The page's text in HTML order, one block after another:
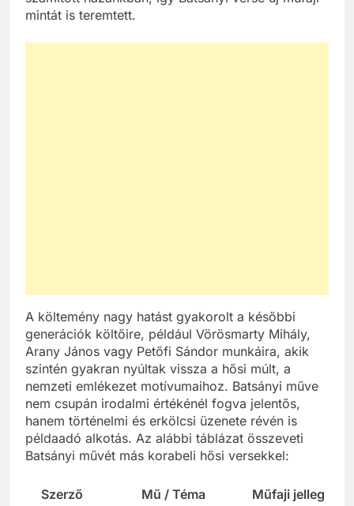
mintát is teremtett.
A költemény nagy hatást gyakorolt a későbbi
generációk költőire, például Vörösmarty Mihály,
Arany János vagy Petőfi Sándor munkáira, akik
szintén gyakran nyúltak vissza a hősi múlt, a
nemzeti emlékezet motívumaihoz. Batsányi műve
nem csupán irodalmi értékénél fogva jelentős,
hanem történelmi és erkölcsi üzenete révén is
példaadó alkotás. Az alábbi táblázat összeveti
Batsányi művét más korabeli hősi versekkel:
Szerző Mű / Téma
Műfaji jelleg